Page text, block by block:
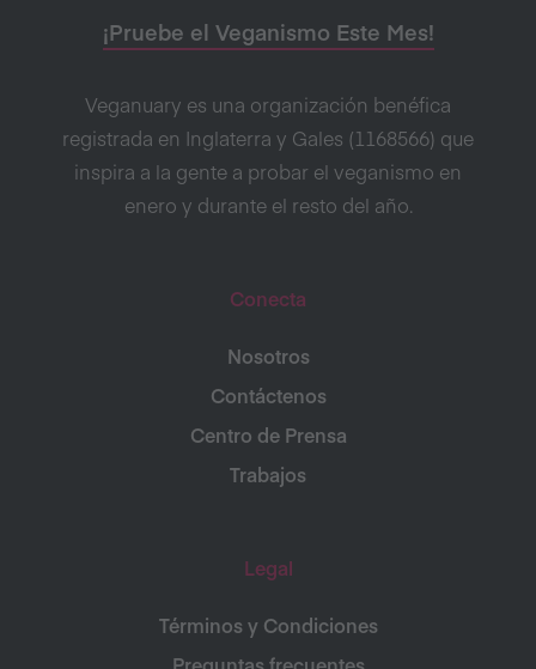
¡Pruebe el Veganismo Este Mes!
Veganuary es una organización benéfica
registrada en Inglaterra y Gales (1168566) que
inspira a la gente a probar el veganismo en
enero y durante el resto del año.
Conecta
Nosotros
Contáctenos
Centro de Prensa
Trabajos
Legal
Términos y Condiciones